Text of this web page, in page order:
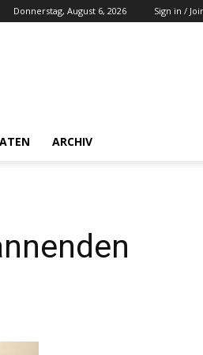
Donnerstag, August 6, 2026 Sign in /
ARCHIV